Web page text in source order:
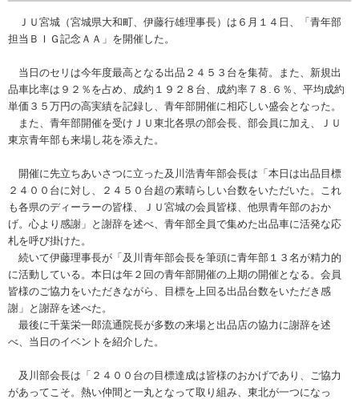
ＪＵ宮城（宮城県大和町、伊藤行雄理事長）は６月１４日、「青年部
担当ＢＩＧ記念ＡＡ」を開催した。
当日のセリは今年度最高となる出品２４５３台を集荷。また、新規出
品車比率は９２％を占め、成約１９２８台、成約率７８.６％、平均成約
単価３５万円の高実績を記録し、青年部開催に相応しい盛会となった。
また、青年部開催を受けＪＵ東北各県の部会長、部会員に加え、ＪＵ
東京青年部も来場し花を添えた。
開催に先立ちあいさつに立った及川浩青年部会長は「本日は出品目標
２４００台に対し、２４５０台超の素晴らしい台数をいただいた。これ
も各県のディーラーの皆様、ＪＵ宮城の会員皆様、他県青年部のおか
げ。心より感謝」と謝辞を述べ、青年部全員で集めた出品車に活発な応
札を呼び掛けた。
続いて伊藤理事長が「及川青年部会長を筆頭に青年部１３名が精力的
に活動している。本日は年２回の青年部開催の上期の開催となる。会員
皆様のご協力をいただきながら、目標を上回る出品台数をいただき感
謝」と謝辞を述べた。
最後に千葉栄一郎流通院長が多数の来場と出品店の協力に謝辞を述
べ、当日のイベントを紹介した。
及川部会長は「２４００台の目標達成は皆様のおかげであり、ご協力
があってこそ。熱い仲間と一丸となって取り組み、東北が一つになっ